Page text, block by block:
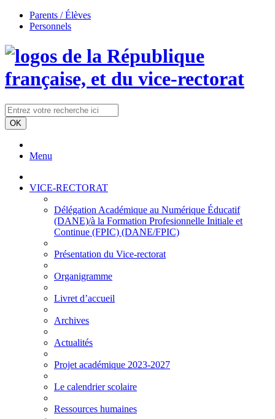
Parents / Élèves
Personnels
Menu
VICE-RECTORAT
Délégation Académique au Numérique Éducatif
(DANE)/à la Formation Profesionnelle Initiale et
Continue (FPIC) (DANE/FPIC)
Présentation du Vice-rectorat
Organigramme
Livret d’accueil
Archives
Actualités
Projet académique 2023-2027
Le calendrier scolaire
Ressources humaines